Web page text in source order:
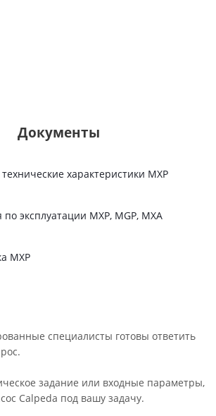
Документы
характеристики MXP
эксплуатации MXP, MGP, MXA
MXP
специалисты готовы ответить
задание или входные параметры,
Calpeda под вашу задачу.